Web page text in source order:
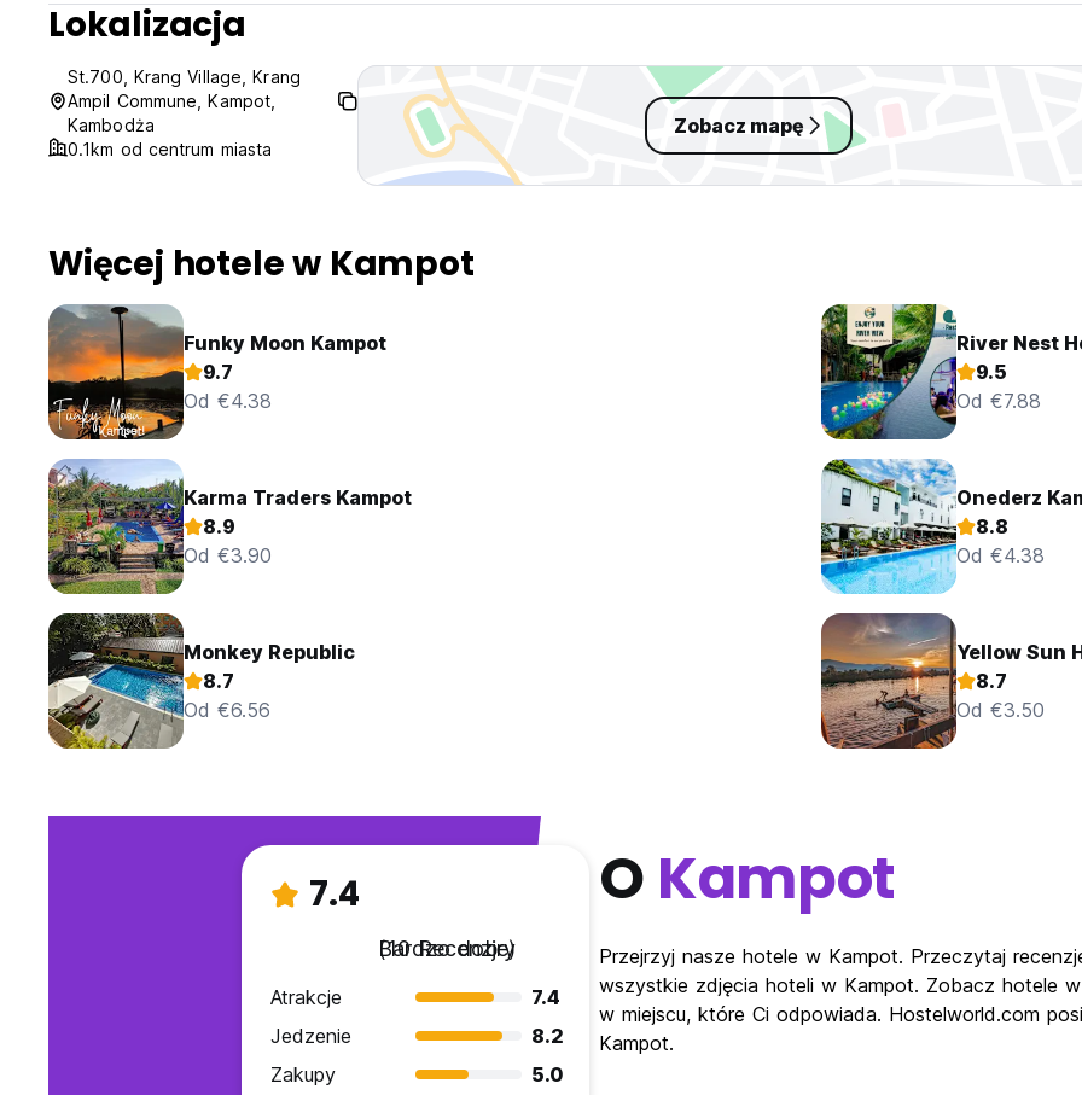
Lokalizacja
St.700, Krang Village, Krang
Ampil Commune, Kampot,
Kambodża
0.1km od centrum miasta
Zobacz mapę
Więcej hotele w Kampot
Funky Moon Kampot
9.7
Od €4.38
River Nest
9.5
Od €7.88
Karma Traders Kampot
8.9
Od €3.90
Onederz
8.8
Od €4.38
Monkey Republic
8.7
Od €6.56
Yellow Sun
8.7
Od €3.50
7.4
Bardzo dobry
(10 Recenzje)
Atrakcje
7.4
Jedzenie
8.2
Zakupy
5.0
O Kampot
Przejrzyj nasze hotele w Kampot. Przeczytaj
wszystkie zdjęcia hoteli w Kampot. Zobacz hotele
w miejscu, które Ci odpowiada. Hostelworld.com
Kampot.